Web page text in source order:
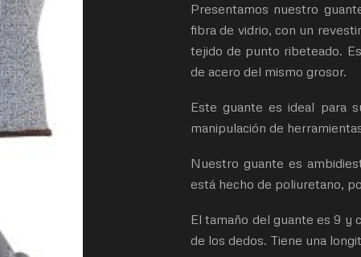
Presentamos nuestro
fibra de vidrio, con un
tejido de punto ribeteado.
de acero del mismo grosor.
Este guante es ideal para
manipulación de
Nuestro guante es
está hecho de poliuretano,
El tamaño del guante es 9 y
de los dedos. Tiene una